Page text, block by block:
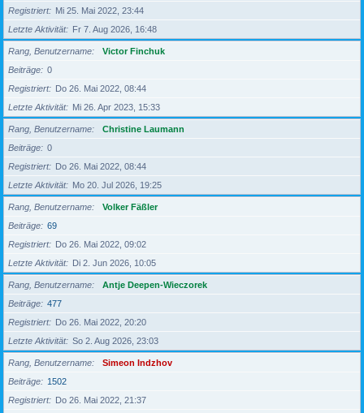
Registriert
Mi 25. Mai 2022, 23:44
Letzte Aktivität
Fr 7. Aug 2026, 16:48
Rang, Benutzername
Victor Finchuk
Beiträge
0
Registriert
Do 26. Mai 2022, 08:44
Letzte Aktivität
Mi 26. Apr 2023, 15:33
Rang, Benutzername
Christine Laumann
Beiträge
0
Registriert
Do 26. Mai 2022, 08:44
Letzte Aktivität
Mo 20. Jul 2026, 19:25
Rang, Benutzername
Volker Fäßler
Beiträge
69
Registriert
Do 26. Mai 2022, 09:02
Letzte Aktivität
Di 2. Jun 2026, 10:05
Rang, Benutzername
Antje Deepen-Wieczorek
Beiträge
477
Registriert
Do 26. Mai 2022, 20:20
Letzte Aktivität
So 2. Aug 2026, 23:03
Rang, Benutzername
Simeon Indzhov
Beiträge
1502
Registriert
Do 26. Mai 2022, 21:37